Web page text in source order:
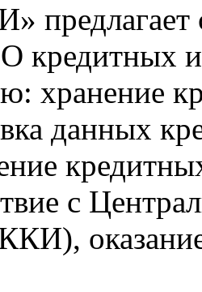
предлагает
кредитных
хранение
данных
с